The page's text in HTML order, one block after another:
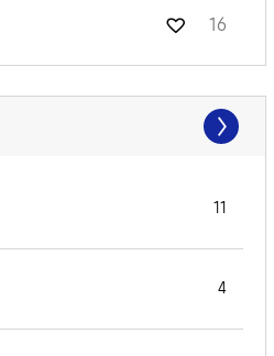
16
11
4